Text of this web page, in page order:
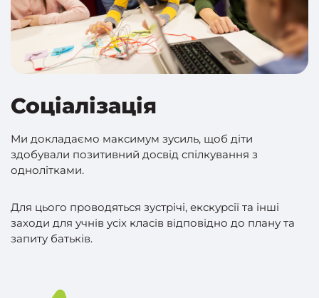
Соціалізація
Ми докладаємо максимум зусиль, щоб діти
здобували позитивний досвід спілкування з
однолітками.
Для цього проводяться зустрічі, екскурсії та інші
заходи для учнів усіх класів відповідно до плану та
запиту батьків.